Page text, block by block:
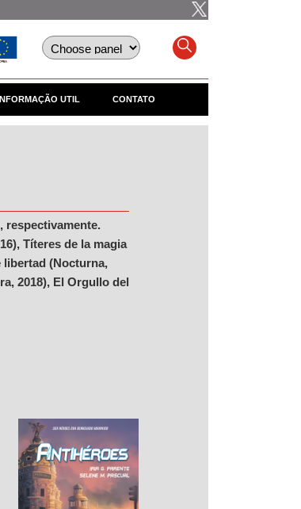
UTIL CONTATO
respectivamente.
Títeres de la magia
libertad (Nocturna,
2018), El Orgullo del